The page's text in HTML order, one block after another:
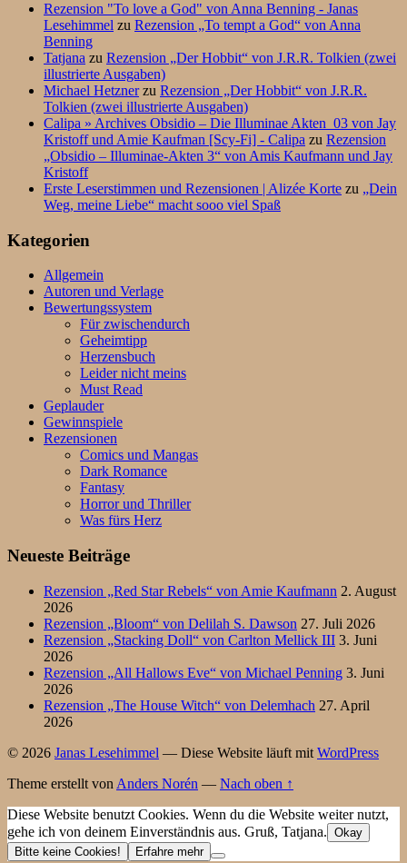
Rezension "To love a God" von Anna Benning - Janas
Lesehimmel zu Rezension „To tempt a God“ von Anna
Benning
Tatjana zu Rezension „Der Hobbit“ von J.R.R. Tolkien (zwei
illustrierte Ausgaben)
Michael Hetznerzu Rezension „Der Hobbit“ von J.R.R.
Tolkien (zwei illustrierte Ausgaben)
Calipa » Archives Obsidio – Die Illuminae Akten_03 von Jay
Kristoff und Amie Kaufman [Scy-Fi] - Calipa zu Rezension
„Obsidio – Illuminae-Akten 3“ von Amis Kaufmann und Jay
Kristoff
Erste Leserstimmen und Rezensionen | Alizée Korte zu „Dein
Weg, meine Liebe“ macht sooo viel Spaß
Kategorien
Allgemein
Autoren und Verlage
Bewertungssystem
Für zwischendurch
Geheimtipp
Herzensbuch
Leider nicht meins
Must Read
Geplauder
Gewinnspiele
Rezensionen
Comics und Mangas
Dark Romance
Fantasy
Horror und Thriller
Was fürs Herz
Neueste Beiträge
Rezension „Red Star Rebels“ von Amie Kaufmann 2. August
2026
Rezension „Bloom“ von Delilah S. Dawson 27. Juli 2026
Rezension „Stacking Doll“ von Carlton Mellick III 3. Juni
2026
Rezension „All Hallows Eve“ von Michael Penning 3. Juni
2026
Rezension „The House Witch“ von Delemhach 27. April
2026
© 2026 Janas Lesehimmel — Diese Website läuft mit WordPress
Theme erstellt von Anders Norén — Nach oben ↑
Diese Website benutzt Cookies. Wenn du die Website weiter nutzt,
gehe ich von deinem Einverständnis aus. Gruß, Tatjana. Okay
Bitte keine Cookies!
Erfahre mehr